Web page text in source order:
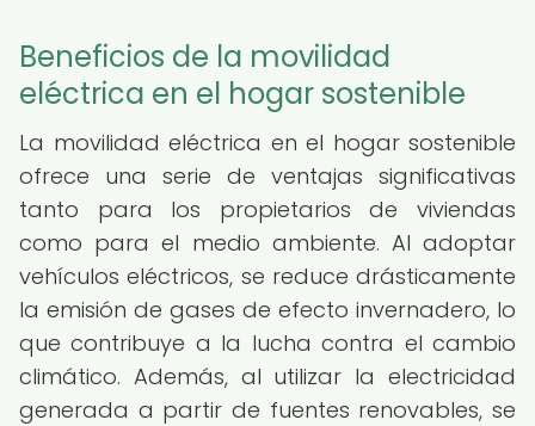
Beneficios de la movilidad
eléctrica en el hogar sostenible
La movilidad eléctrica en el hogar sostenible
ofrece una serie de ventajas significativas
tanto para los propietarios de viviendas
como para el medio ambiente. Al adoptar
vehículos eléctricos, se reduce drásticamente
la emisión de gases de efecto invernadero, lo
que contribuye a la lucha contra el cambio
climático. Además, al utilizar la electricidad
generada a partir de fuentes renovables, se